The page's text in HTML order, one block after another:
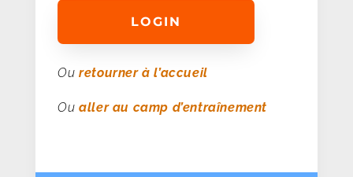
LOGIN
Ouretourner à l’accueil
Oualler au camp d’entraînement